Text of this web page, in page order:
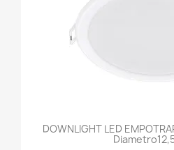
DOWNLIGHT LED